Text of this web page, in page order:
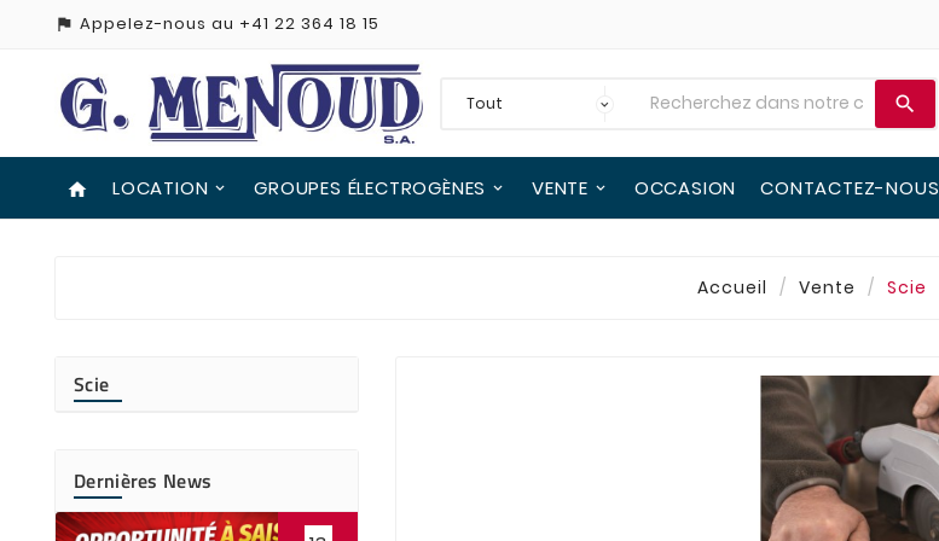
assistant_photo Appelez-nous au +41 22 364 18 15

home LOCATION GROUPES ÉLECTROGÈNES VENTE OCCASION CONTACTEZ-NOUS
Accueil Vente Scie
Scie
Dernières News